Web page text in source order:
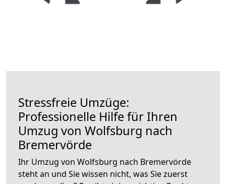
Stressfreie Umzüge:
Professionelle Hilfe für Ihren
Umzug von Wolfsburg nach
Bremervörde
Ihr Umzug von Wolfsburg nach Bremervörde
steht an und Sie wissen nicht, was Sie zuerst